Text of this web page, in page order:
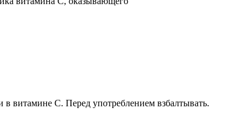
в витамине С. Перед употреблением взбалтывать.